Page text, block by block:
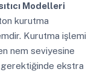
Modelleri
kurutma
Kurutma işlemi
nem seviyesine
gerektiğinde ekstra